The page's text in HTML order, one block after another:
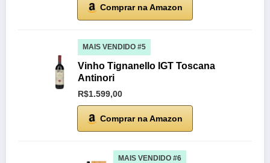
Comprar na Amazon
MAIS VENDIDO #5
Vinho Tignanello IGT Toscana
Antinori
R$1.599,00
Comprar na Amazon
MAIS VENDIDO #6